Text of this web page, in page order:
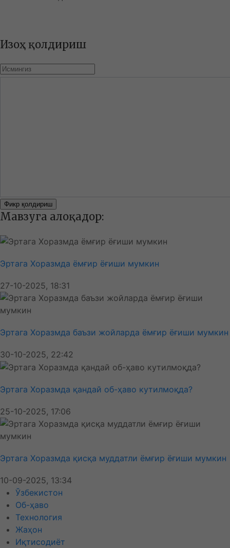
Изоҳ қолдириш
Фикр қолдириш
Мавзуга алоқадор:
Эртага Хоразмда ёмғир ёғиши мумкин
27-10-2025, 18:31
Эртага Хоразмда баъзи жойларда ёмғир ёғиши мумкин
30-10-2025, 22:42
Эртага Хоразмда қандай об-ҳаво кутилмоқда?
25-10-2025, 17:06
Эртага Хоразмда қисқа муддатли ёмғир ёғиши мумкин
10-09-2025, 13:34
Ўзбекистон
Об-ҳаво
Технология
Жаҳон
Иқтисодиёт